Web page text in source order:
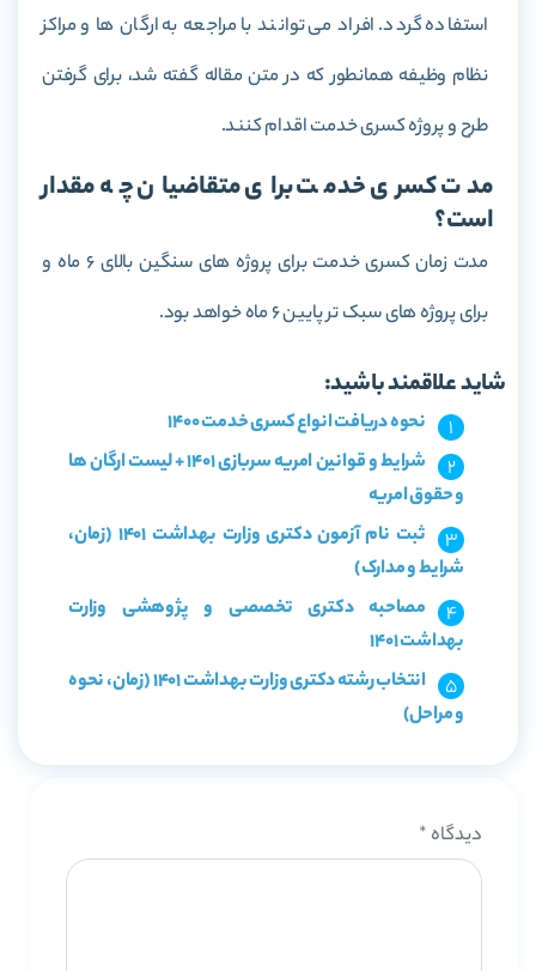
استفاده گردد. افراد می توانند با مراجعه به ارگان ها و مراکز
نظام وظیفه همانطور که در متن مقاله گفته شد، برای گرفتن
طرح و پروژه کسری خدمت اقدام کنند.
مدت کسری خدمت برای متقاضیان چه مقدار
است؟
مدت زمان کسری خدمت برای پروژه های سنگین بالای 6 ماه و
برای پروژه های سبک تر پایین 6 ماه خواهد بود.
شاید علاقمند باشید:
نحوه دریافت انواع کسری خدمت 1400
شرایط و قوانین امریه سربازی 1401 + لیست ارگان ها
و حقوق امریه
ثبت نام آزمون دکتری وزارت بهداشت 1401 (زمان،
شرایط و مدارک)
مصاحبه دکتری تخصصی و پژوهشی وزارت
بهداشت 1401
انتخاب رشته دکتری وزارت بهداشت 1401 (زمان، نحوه
و مراحل)
دیدگاه *